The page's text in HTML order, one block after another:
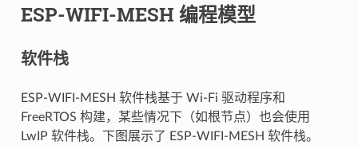
ESP-WIFI-MESH 编程模型
软件栈
ESP-WIFI-MESH 软件栈基于 Wi-Fi 驱动程序和
FreeRTOS 构建，某些情况下（如根节点）也会使用
LwIP 软件栈。下图展示了 ESP-WIFI-MESH 软件栈。